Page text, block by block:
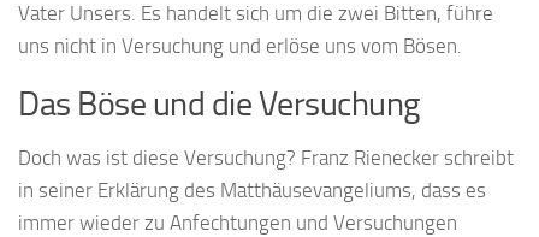
Vater Unsers. Es handelt sich um die zwei Bitten, führe
uns nicht in Versuchung und erlöse uns vom Bösen.
Das Böse und die Versuchung
Doch was ist diese Versuchung? Franz Rienecker schreibt
in seiner Erklärung des Matthäusevangeliums, dass es
immer wieder zu Anfechtungen und Versuchungen